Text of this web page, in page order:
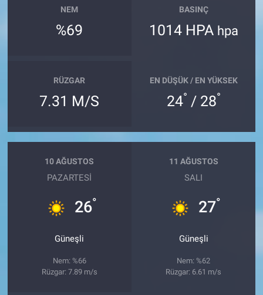
NEM
%69
BASINÇ
1014 HPA hpa
RÜZGAR
7.31 M/S
EN DÜŞÜK / EN YÜKSEK
24° / 28°
10 AĞUSTOS
PAZARTESI
26°
Güneşli
Nem: %66
Rüzgar: 7.89 m/s
11 AĞUSTOS
SALI
27°
Güneşli
Nem: %62
Rüzgar: 6.61 m/s